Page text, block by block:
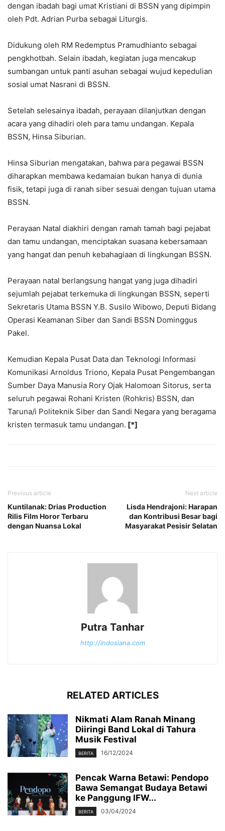
dengan ibadah bagi umat Kristiani di BSSN yang dipimpin
oleh Pdt. Adrian Purba sebagai Liturgis.
Didukung oleh RM Redemptus Pramudhianto sebagai
pengkhotbah. Selain ibadah, kegiatan juga mencakup
sumbangan untuk panti asuhan sebagai wujud kepedulian
sosial umat Nasrani di BSSN.
Setelah selesainya ibadah, perayaan dilanjutkan dengan
acara yang dihadiri oleh para tamu undangan. Kepala
BSSN, Hinsa Siburian.
Hinsa Siburian mengatakan, bahwa para pegawai BSSN
diharapkan membawa kedamaian bukan hanya di dunia
fisik, tetapi juga di ranah siber sesuai dengan tujuan utama
BSSN.
Perayaan Natal diakhiri dengan ramah tamah bagi pejabat
dan tamu undangan, menciptakan suasana kebersamaan
yang hangat dan penuh kebahagiaan di lingkungan BSSN.
Perayaan natal berlangsung hangat yang juga dihadiri
sejumlah pejabat terkemuka di lingkungan BSSN, seperti
Sekretaris Utama BSSN Y.B. Susilo Wibowo, Deputi Bidang
Operasi Keamanan Siber dan Sandi BSSN Dominggus
Pakel.
Kemudian Kepala Pusat Data dan Teknologi Informasi
Komunikasi Arnoldus Triono, Kepala Pusat Pengembangan
Sumber Daya Manusia Rory Ojak Halomoan Sitorus, serta
seluruh pegawai Rohani Kristen (Rohkris) BSSN, dan
Taruna/i Politeknik Siber dan Sandi Negara yang beragama
kristen termasuk tamu undangan. [*]
Previous article
Kuntilanak: Drias Production
Rilis Film Horor Terbaru
dengan Nuansa Lokal
Next article
Lisda Hendrajoni: Harapan
dan Kontribusi Besar bagi
Masyarakat Pesisir Selatan
Putra Tanhar
http://indosiana.com
RELATED ARTICLES
Nikmati Alam Ranah Minang
Diiringi Band Lokal di Tahura
Musik Festival
BERITA 16/12/2024
Pencak Warna Betawi: Pendopo
Bawa Semangat Budaya Betawi
ke Panggung IFW...
BERITA 03/04/2024